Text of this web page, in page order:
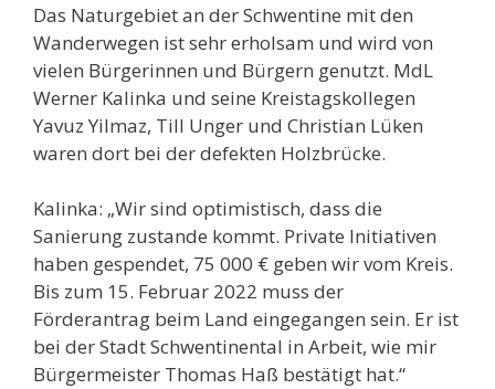
Das Naturgebiet an der Schwentine mit den
Wanderwegen ist sehr erholsam und wird von
vielen Bürgerinnen und Bürgern genutzt. MdL
Werner Kalinka und seine Kreistagskollegen
Yavuz Yilmaz, Till Unger und Christian Lüken
waren dort bei der defekten Holzbrücke.
Kalinka: „Wir sind optimistisch, dass die
Sanierung zustande kommt. Private Initiativen
haben gespendet, 75 000 € geben wir vom Kreis.
Bis zum 15. Februar 2022 muss der
Förderantrag beim Land eingegangen sein. Er ist
bei der Stadt Schwentinental in Arbeit, wie mir
Bürgermeister Thomas Haß bestätigt hat.“